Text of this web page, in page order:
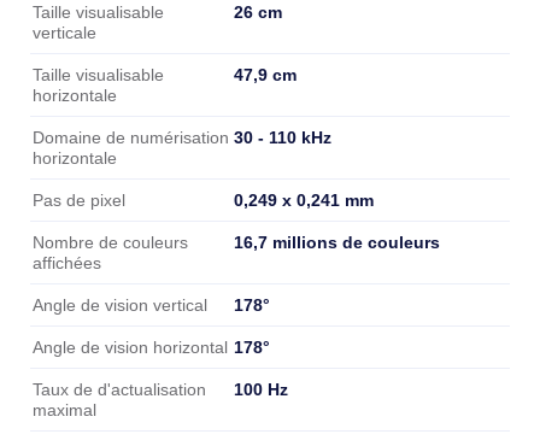
Taille visualisable
verticale
26 cm
Taille visualisable
horizontale
47,9 cm
Domaine de numérisation
horizontale
30 - 110 kHz
Pas de pixel 0,249 x 0,241 mm
Nombre de couleurs
affichées
16,7 millions de couleurs
Angle de vision vertical 178°
Angle de vision horizontal 178°
Taux de d'actualisation
maximal
100 Hz